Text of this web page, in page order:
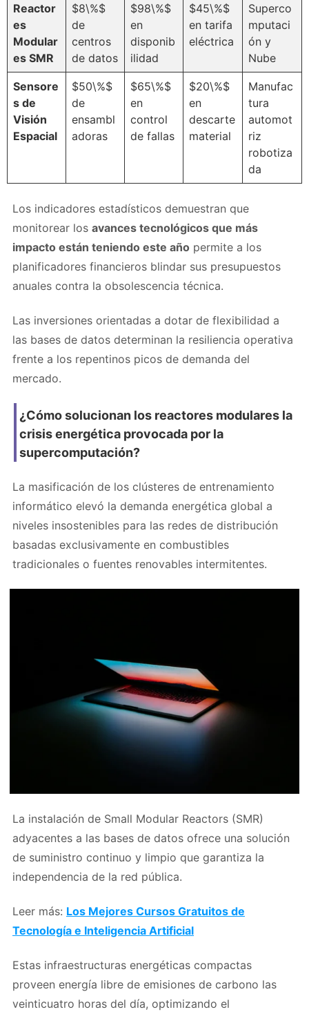
Reactor
es
Modular
es SMR
$8\%$
de
centros
de datos
$98\%$
en
disponib
ilidad
$45\%$
en tarifa
eléctrica
Superco
mputaci
ón y
Nube
Sensore
s de
Visión
Espacial
$50\%$
de
ensambl
adoras
$65\%$
en
control
de fallas
$20\%$
en
descarte
material
Manufac
tura
automot
riz
robotiza
da
Los indicadores estadísticos demuestran que
monitorear los avances tecnológicos que más
impacto están teniendo este año permite a los
planificadores financieros blindar sus presupuestos
anuales contra la obsolescencia técnica.
Las inversiones orientadas a dotar de flexibilidad a
las bases de datos determinan la resiliencia operativa
frente a los repentinos picos de demanda del
mercado.
¿Cómo solucionan los reactores modulares la
crisis energética provocada por la
supercomputación?
La masificación de los clústeres de entrenamiento
informático elevó la demanda energética global a
niveles insostenibles para las redes de distribución
basadas exclusivamente en combustibles
tradicionales o fuentes renovables intermitentes.
La instalación de Small Modular Reactors (SMR)
adyacentes a las bases de datos ofrece una solución
de suministro continuo y limpio que garantiza la
independencia de la red pública.
Leer más: Los Mejores Cursos Gratuitos de
Tecnología e Inteligencia Artificial
Estas infraestructuras energéticas compactas
proveen energía libre de emisiones de carbono las
veinticuatro horas del día, optimizando el